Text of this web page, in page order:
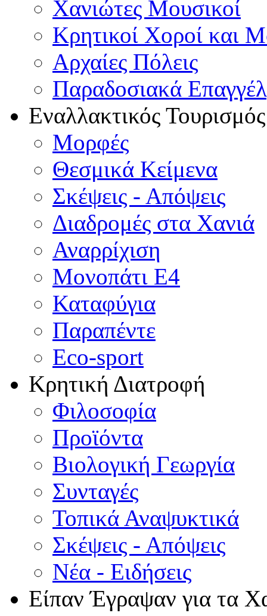
Χανιώτες Μουσικοί
Κρητικοί Χοροί και
Αρχαίες Πόλεις
Παραδοσιακά
Εναλλακτικός Τουρισμός
Μορφές
Θεσμικά Κείμενα
Σκέψεις - Απόψεις
Διαδρομές στα Χανιά
Αναρρίχιση
Μονοπάτι Ε4
Καταφύγια
Παραπέντε
Eco-sport
Κρητική Διατροφή
Φιλοσοφία
Προϊόντα
Βιολογική Γεωργία
Συνταγές
Τοπικά Αναψυκτικά
Σκέψεις - Απόψεις
Νέα - Ειδήσεις
Είπαν Έγραψαν για τα